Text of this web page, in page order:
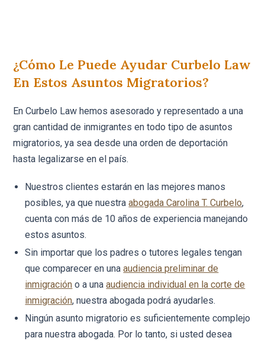
¿Cómo Le Puede Ayudar Curbelo Law
En Estos Asuntos Migratorios?
En Curbelo Law hemos asesorado y representado a una
gran cantidad de inmigrantes en todo tipo de asuntos
migratorios, ya sea desde una orden de deportación
hasta legalizarse en el país.
Nuestros clientes estarán en las mejores manos
posibles, ya que nuestraabogada Carolina T. Curbelo,
cuenta con más de 10 años de experiencia manejando
estos asuntos.
Sin importar que los padres o tutores legales tengan
que comparecer en unaaudiencia preliminar de
inmigración o a unaaudiencia individual en la corte de
inmigración, nuestra abogada podrá ayudarles.
Ningún asunto migratorio es suficientemente complejo
para nuestra abogada. Por lo tanto, si usted desea